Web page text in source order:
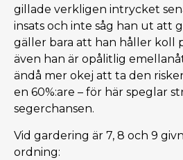
gillade verkligen intrycket
insats och inte såg han ut att
gäller bara att han håller koll
även han är opålitlig
ändå mer okej att ta den
en 60%:are – för här speglar
segerchansen.
Vid gardering är 7, 8 och 9
ordning: